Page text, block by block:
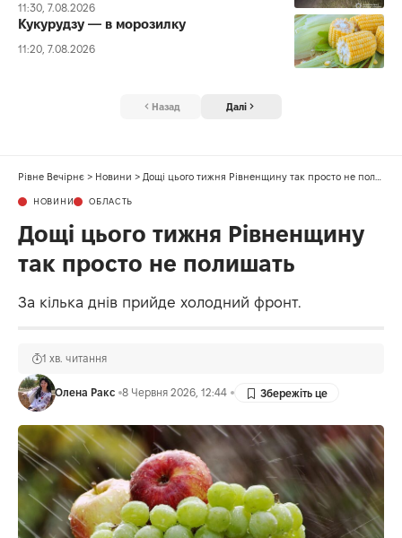
11:30, 7.08.2026
Кукурудзу — в морозилку
11:20, 7.08.2026
Назад Далі
Рівне Вечірнє > Новини > Дощі цього тижня Рівненщину так просто не полишать
НОВИНИ ОБЛАСТЬ
Дощі цього тижня Рівненщину
так просто не полишать
За кілька днів прийде холодний фронт.
Олена Ракс 8 Червня 2026, 12:44
1 хв. читання